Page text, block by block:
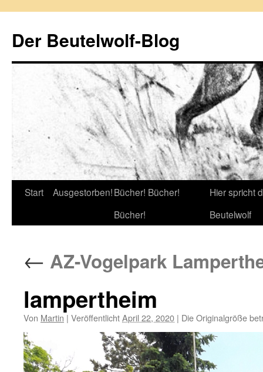
springen
Der Beutelwolf-Blog
Start Ausgestorben!Bücher! Bücher!
Bücher!
Hier spricht
Beutelwolf
← AZ-Vogelpark
lampertheim
Von Martin | VeröffentlichtApril 22, 2020 | Die Originalgröße